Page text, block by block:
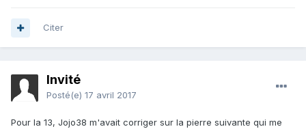
Citer
Invité
Posté(e) 17 avril 2017
Pour la 13, Jojo38 m'avait corriger sur la pierre suivante qui me